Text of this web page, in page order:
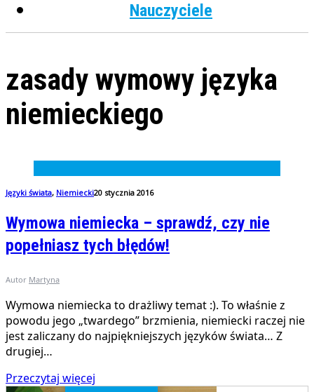
Nauczyciele
zasady wymowy języka
niemieckiego
Języki świata, Niemiecki20 stycznia 2016
Wymowa niemiecka – sprawdź, czy nie
popełniasz tych błędów!
Autor Martyna
Wymowa niemiecka to drażliwy temat :). To właśnie z
powodu jego „twardego” brzmienia, niemiecki raczej nie
jest zaliczany do najpiękniejszych języków świata… Z
drugiej…
Przeczytaj więcej